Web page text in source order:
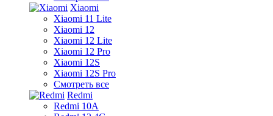
Xiaomi
Xiaomi 11 Lite
Xiaomi 12
Xiaomi 12 Lite
Xiaomi 12 Pro
Xiaomi 12S
Xiaomi 12S Pro
Смотреть все
Redmi
Redmi 10A